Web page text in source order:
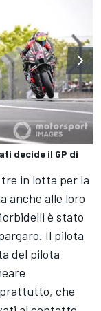
decide il GP di
in lotta per la
anche alle loro
è stato
. Il pilota
del pilota
che